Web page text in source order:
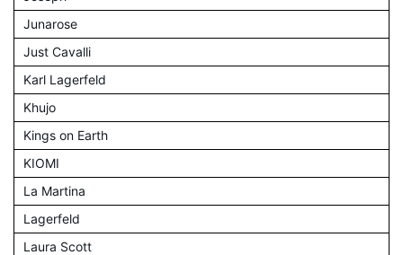
Junarose
Just Cavalli
Karl Lagerfeld
Khujo
Kings on Earth
KIOMI
La Martina
Lagerfeld
Laura Scott